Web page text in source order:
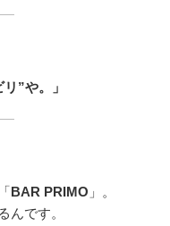
”や。」
BAR PRIMO 」。
んです。